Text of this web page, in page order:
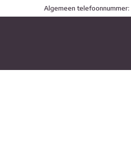
Algemeen telefoonnummer: